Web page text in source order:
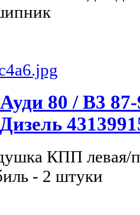
80 / B3
КПП левая/
- 2 штуки